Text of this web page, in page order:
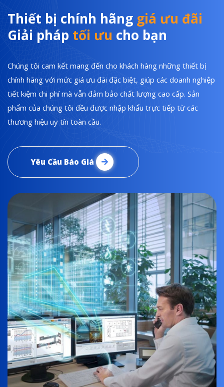
Thiết bị chính hãng giá ưu đãi
Giải pháp tối ưu cho bạn
Chúng tôi cam kết mang đến cho khách hàng những thiết bị
chính hãng với mức giá ưu đãi đặc biệt, giúp các doanh nghiệp
tiết kiệm chi phí mà vẫn đảm bảo chất lượng cao cấp. Sản
phẩm của chúng tôi đều được nhập khẩu trực tiếp từ các
thương hiệu uy tín toàn cầu.
Yêu Cầu Báo Giá